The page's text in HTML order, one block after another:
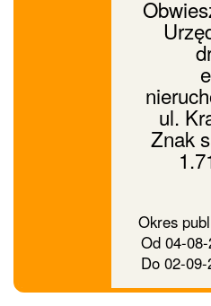
ul.
Znak
Okres
Od04-08-
Do 02-